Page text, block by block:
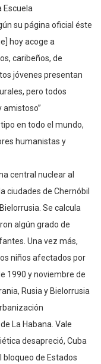
Escuela
su página oficial éste
hoy acoge a
caribeños, de
jóvenes presentan
pero todos
amistoso”
en todo el mundo,
humanistas y
central nuclear al
ciudades de Chernóbil
Se calcula
algún grado de
Una vez más,
niños afectados por
1990 y noviembre de
Rusia y Bielorrusia
La Habana. Vale
desapreció, Cuba
de Estados